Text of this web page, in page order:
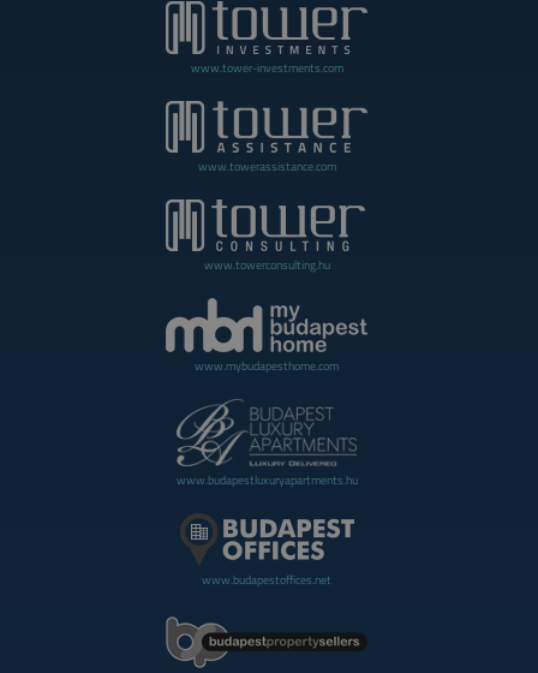
www.tower-investments.com
www.towerassistance.com
www.towerconsulting.hu
www.mybudapesthome.com
www.budapestluxuryapartments.hu
www.budapestoffices.net